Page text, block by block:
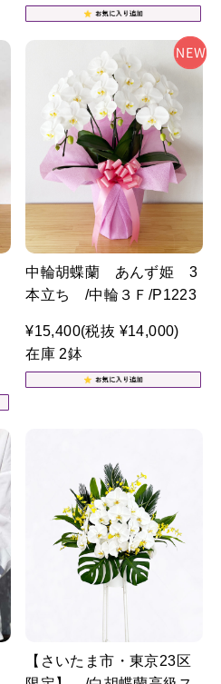
中輪胡蝶蘭 あんず姫 3
本立ち /中輪３Ｆ/P1223
¥15,400(税抜 ¥14,000)
在庫 2鉢
【さいたま市・東京23区